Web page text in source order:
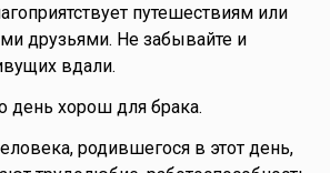
путешествиям или
друзьями. Не забывайте и
вдали.
день хорош для брака.
родившегося в этот день,